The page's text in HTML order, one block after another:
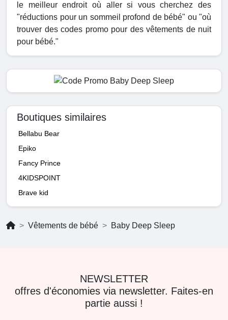
le meilleur endroit où aller si vous cherchez des
"réductions pour un sommeil profond de bébé" ou "où
trouver des codes promo pour des vêtements de nuit
pour bébé."
Boutiques similaires
Bellabu Bear
Epiko
Fancy Prince
4KIDSPOINT
Brave kid
Vêtements de bébé Baby Deep Sleep
NEWSLETTER
offres d'économies via newsletter. Faites-en
partie aussi !